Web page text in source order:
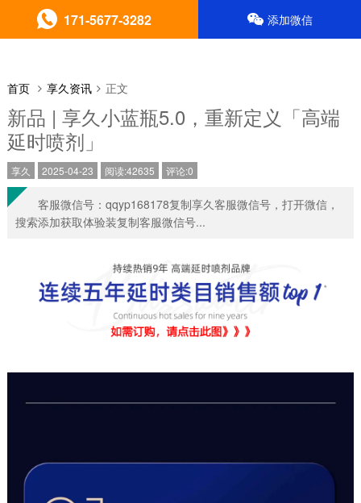
首页 享久资讯 正文
新品 | 享久小蓝瓶5.0，重新定义「高端
延时喷剂」
享久 2025-04-23 阅读:42635 评论:0
客服微信号：qqyp168178复制享久客服微信号，打开微信，
搜索添加获取体验装复制客服微信号...
171-5677-3282 添加微信